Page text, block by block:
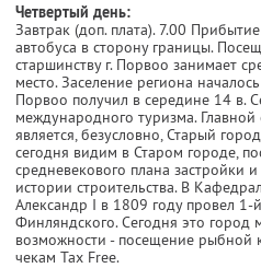
Четвертый день:
Завтрак (доп. плата). 7.00
автобуса в сторону границы.
старшинству г. Порвоо занимает
место. Заселение региона
Порвоо получил в середине 14 в.
международного туризма.
является, безусловно, Старый
сегодня видим в Старом городе,
средневекового плана застройки
истории строительства. В
Александр I в 1809 году провел 1-
Финляндского. Сегодня это город
возможности - посещение рыбной
чекам Tax Free.